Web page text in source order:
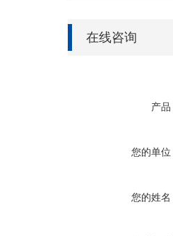
在线咨询
产品
您的单位
您的姓名